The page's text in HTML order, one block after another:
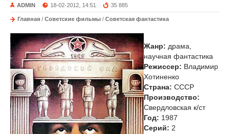
ADMIN 18-02-2012, 14:51 35 885
Главная / Советские фильмы / Советская фантастика
Жанр: драма,
научная фантастика
Режиссер: Владимир
Хотиненко
Страна: СССР
Производство:
Свердловская к/ст
Год: 1987
Cерий: 2